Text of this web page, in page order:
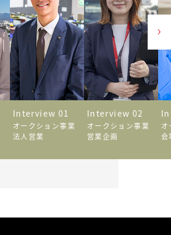
Interview 01
オークション事業
法人営業
Interview 02
オークション事業
営業企画
オ
会